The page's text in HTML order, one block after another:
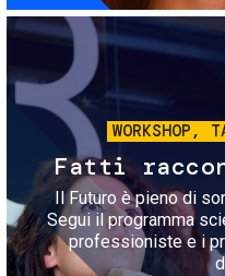
WORKSHOP,
Fatti
Il Futuro è pieno di
Segui il programma
professioniste e i